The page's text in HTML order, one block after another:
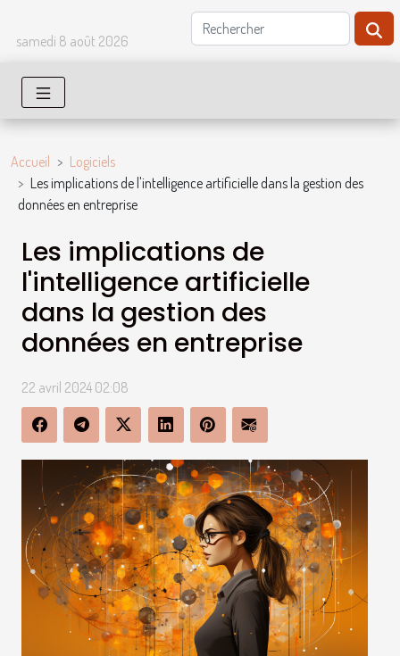
samedi 8 août 2026
Accueil
Logiciels
Les implications de l'intelligence artificielle dans la gestion des
données en entreprise
Les implications de
l'intelligence artificielle
dans la gestion des
données en entreprise
22 avril 2024 02:08